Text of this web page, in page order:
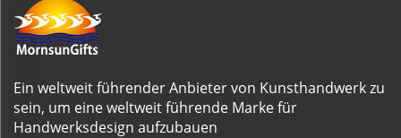
Ein weltweit führender Anbieter von Kunsthandwerk zu
sein, um eine weltweit führende Marke für
Handwerksdesign aufzubauen